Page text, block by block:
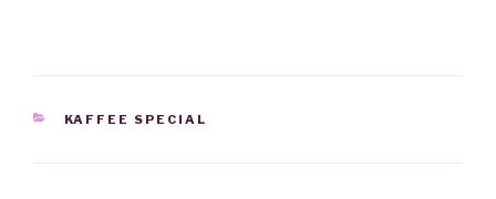
KATEGORIEN
KAFFEE SPECIAL